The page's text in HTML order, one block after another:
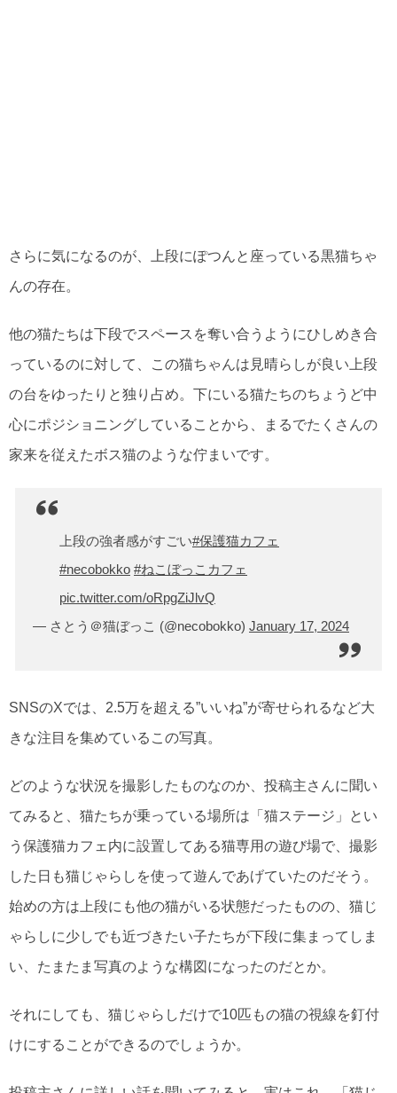
さらに気になるのが、上段にぽつんと座っている黒猫ちゃ
んの存在。
他の猫たちは下段でスペースを奪い合うようにひしめき合
っているのに対して、この猫ちゃんは見晴らしが良い上段
の台をゆったりと独り占め。下にいる猫たちのちょうど中
心にポジショニングしていることから、まるでたくさんの
家来を従えたボス猫のような佇まいです。
上段の強者感がすごい#保護猫カフェ
#necobokko #ねこぼっこカフェ
pic.twitter.com/oRpgZiJlvQ
— さとう＠猫ぼっこ (@necobokko) January 17, 2024
SNSのXでは、2.5万を超える”いいね”が寄せられるなど大
きな注目を集めているこの写真。
どのような状況を撮影したものなのか、投稿主さんに聞い
てみると、猫たちが乗っている場所は「猫ステージ」とい
う保護猫カフェ内に設置してある猫専用の遊び場で、撮影
した日も猫じゃらしを使って遊んであげていたのだそう。
始めの方は上段にも他の猫がいる状態だったものの、猫じ
ゃらしに少しでも近づきたい子たちが下段に集まってしま
い、たまたま写真のような構図になったのだとか。
それにしても、猫じゃらしだけで10匹もの猫の視線を釘付
けにすることができるのでしょうか。